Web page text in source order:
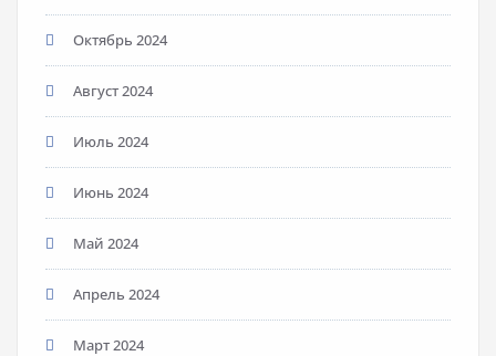
Октябрь 2024
Август 2024
Июль 2024
Июнь 2024
Май 2024
Апрель 2024
Март 2024